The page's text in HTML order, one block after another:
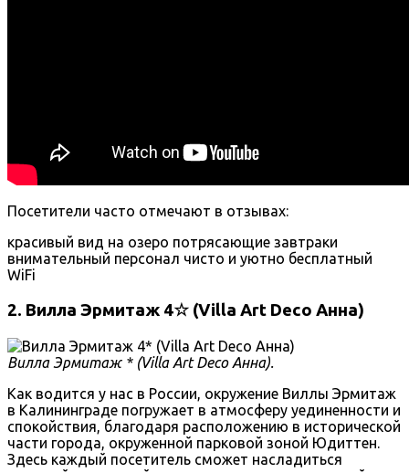
Посетители часто отмечают в отзывах:
красивый вид на озеро потрясающие завтраки
внимательный персонал чисто и уютно бесплатный
WiFi
2. Вилла Эрмитаж 4☆ (Villa Art Deco Анна)
Вилла Эрмитаж * (Villa Art Deco Анна).
Как водится у нас в России, окружение Виллы Эрмитаж
в Калининграде погружает в атмосферу уединенности и
спокойствия, благодаря расположению в исторической
части города, окруженной парковой зоной Юдиттен.
Здесь каждый посетитель сможет насладиться